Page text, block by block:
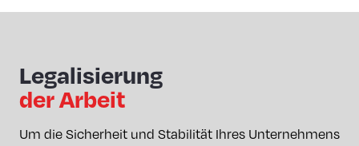
Legalisierung
der Arbeit
Um die Sicherheit und Stabilität Ihres Unternehmens